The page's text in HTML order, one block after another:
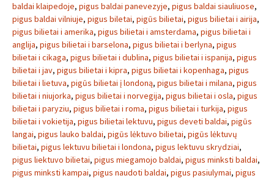
baldai klaipedoje, pigus baldai panevezyje, pigus baldai siauliuose,
pigus baldai vilniuje, pigus biletai, pigūs bilietai, pigus bilietai i airija,
pigus bilietai i amerika, pigus bilietai i amsterdama, pigus bilietai i
anglija, pigus bilietai i barselona, pigus bilietai i berlyna, pigus
bilietai i cikaga, pigus bilietai i dublina, pigus bilietai i ispanija, pigus
bilietai i jav, pigus bilietai i kipra, pigus bilietai i kopenhaga, pigus
bilietai i lietuva, pigūs bilietai į londoną, pigus bilietai i milana, pigus
bilietai i niujorka, pigus bilietai i norvegija, pigus bilietai i osla, pigus
bilietai i paryziu, pigus bilietai i roma, pigus bilietai i turkija, pigus
bilietai i vokietija, pigus bilietai lektuvu, pigus deveti baldai, pigūs
langai, pigus lauko baldai, pigūs lėktuvo bilietai, pigūs lėktuvų
bilietai, pigus lektuvu bilietai i londona, pigus lektuvu skrydziai,
pigus liektuvo bilietai, pigus miegamojo baldai, pigus minksti baldai,
pigus minksti kampai, pigus naudoti baldai, pigus pasiulymai, pigus